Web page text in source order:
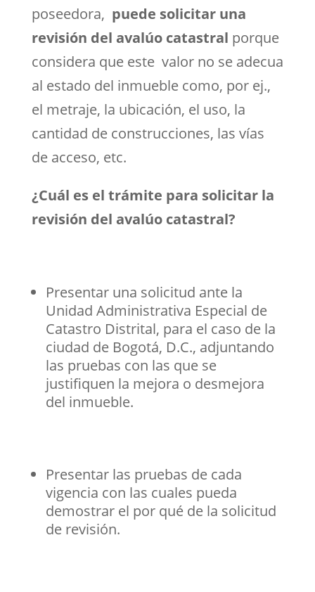
poseedora, puede solicitar una
revisión del avalúo catastral porque
considera que este valor no se adecua
al estado del inmueble como, por ej.,
el metraje, la ubicación, el uso, la
cantidad de construcciones, las vías
de acceso, etc.
¿Cuál es el trámite para solicitar la
revisión del avalúo catastral?
Presentar una solicitud ante la
Unidad Administrativa Especial de
Catastro Distrital, para el caso de la
ciudad de Bogotá, D.C., adjuntando
las pruebas con las que se
justifiquen la mejora o desmejora
del inmueble.
Presentar las pruebas de cada
vigencia con las cuales pueda
demostrar el por qué de la solicitud
de revisión.